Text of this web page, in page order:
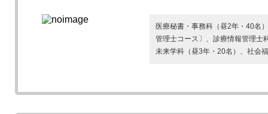
医療秘書・事務科（昼2年・40名
管理士コース〕、診療情報管理士
未来学科（昼3年・20名）、社会